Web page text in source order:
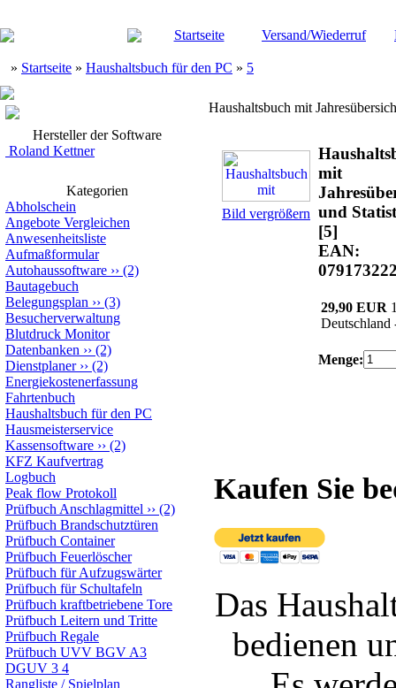
Startseite Versand/Wiederruf
» Startseite » Haushaltsbuch für den PC » 5
Hersteller der Software
Roland Kettner
Kategorien
Abholschein
Angebote Vergleichen
Anwesenheitsliste
Aufmaßformular
Autohaussoftware ›› (2)
Bautagebuch
Belegungsplan ›› (3)
Besucherverwaltung
Blutdruck Monitor
Datenbanken ›› (2)
Dienstplaner›› (2)
Energiekostenerfassung
Fahrtenbuch
Haushaltsbuch für den PC
Hausmeisterservice
Kassensoftware ›› (2)
KFZ Kaufvertrag
Logbuch
Peak flow Protokoll
Prüfbuch Anschlagmittel ›› (2)
Prüfbuch Brandschutztüren
Prüfbuch Container
Prüfbuch Feuerlöscher
Prüfbuch für Aufzugswärter
Prüfbuch für Schultafeln
Prüfbuch kraftbetriebene Tore
Prüfbuch Leitern und Tritte
Prüfbuch Regale
Prüfbuch UVV BGV A3
DGUV 3 4
Rangliste / Spielplan
Haushaltsbuch mit
Bild vergrößern
mit
und
[5]
EAN:
29,90 EUR
Deutschland
Menge:
Kaufen Sie
Das
bedienen